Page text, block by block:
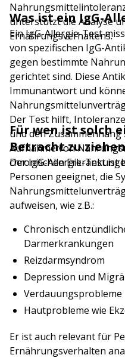
unterstützt die Analyse
Ernährungsverhaltens.
Was ist ein IgG-
Ein IgG-Allergie-Test
von spezifischen IgG-
gegen bestimmte
gerichtet sind. Diese
Immunantwort und
Der Test hilft,
und den Zusammenhang
Aufnahme von
chronischen
Für wen ist solch
Betracht zu
Der IgG-Allergie-Test ist
Personen geeignet, die
aufweisen, wie z.B.:
Chronisch
Darmerkrankungen
Reizdarmsyndrom
Depression und
Verdauungsprobleme
Hautprobleme wie
Er ist auch relevant für
Ernährungsverhalten